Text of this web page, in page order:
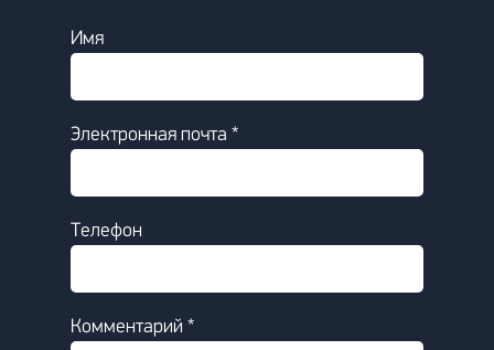
Имя
Электронная почта *
Телефон
Комментарий *